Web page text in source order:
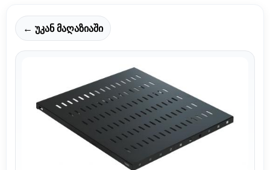
← უკან მაღაზიაში